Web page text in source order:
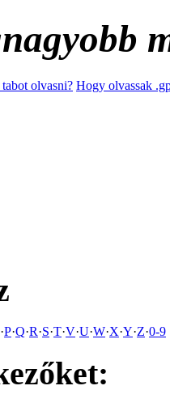
olvasni? Hogy olvassak
·P·Q·R·S·T·V·U·W·X·Y·Z·0-9